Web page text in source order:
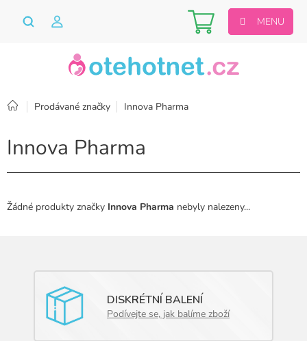
Nákupní
košík
DomůProdávané značky Innova Pharma
Innova Pharma
Žádné produkty značky Innova Pharma nebyly nalezeny...
DISKRÉTNÍ BALENÍ
Podívejte se, jak balíme zboží